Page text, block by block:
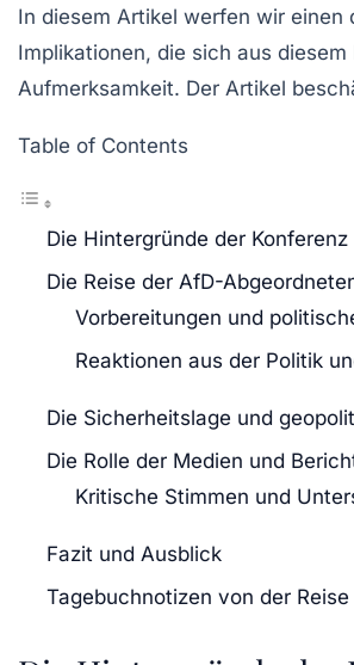
In diesem Artikel werfen wir
Implikationen, die sich aus
Aufmerksamkeit. Der Artikel
Table of Contents
Die Hintergründe der
Die Reise der AfD-
Vorbereitungen und
Reaktionen aus der Politik
Die Sicherheitslage und
Die Rolle der Medien und
Kritische Stimmen und
Fazit und Ausblick
Tagebuchnotizen von der